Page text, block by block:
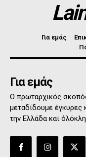
Για εμάς
Για εμάς
Ο πρωταρχικός
μεταδίδουμε έγκυρες
την Ελλάδα και